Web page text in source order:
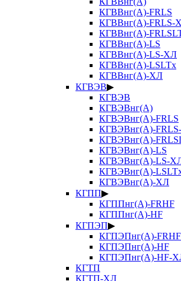
КГВВнг(А)-FRLS
КГВВнг(А)-FRLS-
КГВВнг(А)-
КГВВнг(А)-LS
КГВВнг(А)-LS-ХЛ
КГВВнг(А)-LSLTx
КГВВнг(А)-ХЛ
КГВЭВ▶
КГВЭВ
КГВЭВнг(А)
КГВЭВнг(А)-FRLS
КГВЭВнг(А)-
КГВЭВнг(А)-
КГВЭВнг(А)-LS
КГВЭВнг(А)-LS-
КГВЭВнг(А)-
КГВЭВнг(А)-ХЛ
КГПП▶
КГППнг(А)-FRHF
КГППнг(А)-HF
КГПЭП▶
КГПЭПнг(А)-FRHF
КГПЭПнг(А)-HF
КГПЭПнг(А)-HF-
КГТП
КГТП-ХЛ